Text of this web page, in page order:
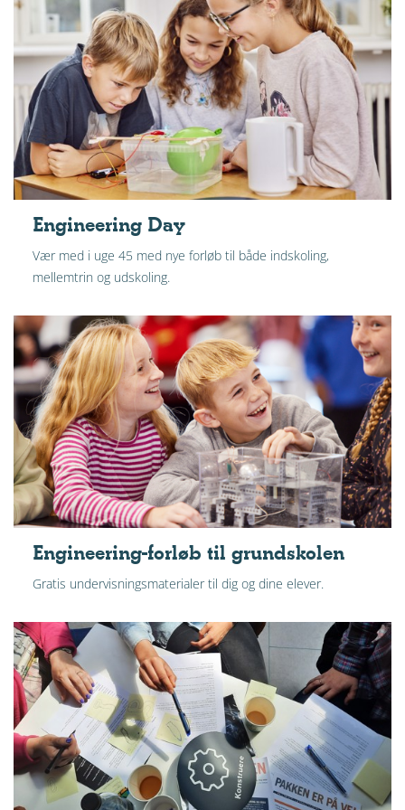
Engineering Day
Vær med i uge 45 med nye forløb til både indskoling,
mellemtrin og udskoling.
Engineering-forløb til grundskolen
Gratis undervisningsmaterialer til dig og dine elever.